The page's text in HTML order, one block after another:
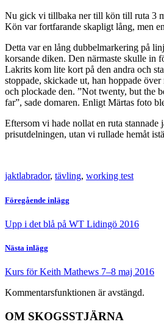
Nu gick vi tillbaka ner till kön till ruta 3
Kön var fortfarande skapligt lång, men
Detta var en lång dubbelmarkering på
korsande diken. Den närmaste skulle in
Lakrits kom lite kort på den andra och
stoppade, skickade ut, han hoppade
och plockade den. ”Not twenty, but the
far”, sade domaren. Enligt Märtas foto
Eftersom vi hade nollat en ruta stannade
prisutdelningen, utan vi rullade hemåt
jaktlabrador, tävling, working test
Föregående inlägg
Upp i det blå på WT Lidingö 2016
Nästa inlägg
Kurs för Keith Mathews 7–8 maj 2016
Kommentarsfunktionen är avstängd.
OM SKOGSSTJÄRNA